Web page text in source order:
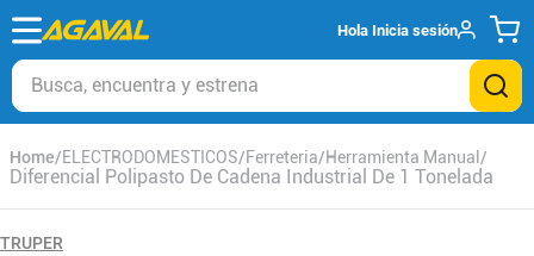
Hola Inicia sesión
Busca, encuentra y estrena
ELECTRODOMESTICOS Ferreteria Herramienta Manual
Diferencial Polipasto De Cadena Industrial De 1 Tonelada
TRUPER